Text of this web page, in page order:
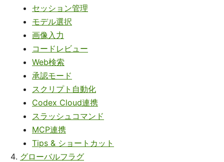
セッション管理
モデル選択
画像入力
コードレビュー
Web検索
承認モード
スクリプト自動化
Codex Cloud連携
スラッシュコマンド
MCP連携
Tips & ショートカット
グローバルフラグ